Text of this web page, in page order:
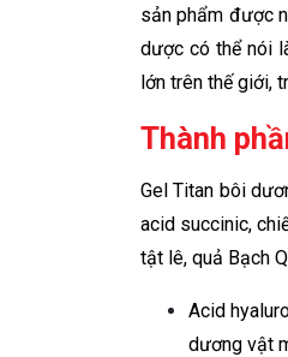
sản phẩm được
dược có thể nói
lớn trên thế giới,
Thành
Gel Titan bôi
acid succinic,
tật lê, quả Bạch
Acid
dương vật